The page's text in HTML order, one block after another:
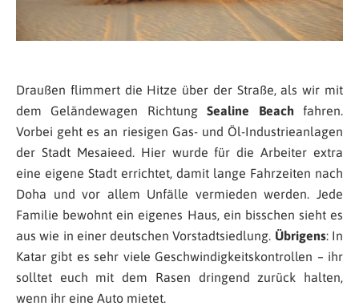
Draußen flimmert die Hitze über der Straße, als wir mit
dem Geländewagen RichtungSealine Beach fahren.
Vorbei geht es an riesigen Gas- und Öl-Industrieanlagen
der Stadt Mesaieed. Hier wurde für die Arbeiter extra
eine eigene Stadt errichtet, damit lange Fahrzeiten nach
Doha und vor allem Unfälle vermieden werden. Jede
Familie bewohnt ein eigenes Haus, ein bisschen sieht es
aus wie in einer deutschen Vorstadtsiedlung. Übrigens: In
Katar gibt es sehr viele Geschwindigkeitskontrollen – ihr
solltet euch mit dem Rasen dringend zurück halten,
wenn ihr eine Auto mietet.